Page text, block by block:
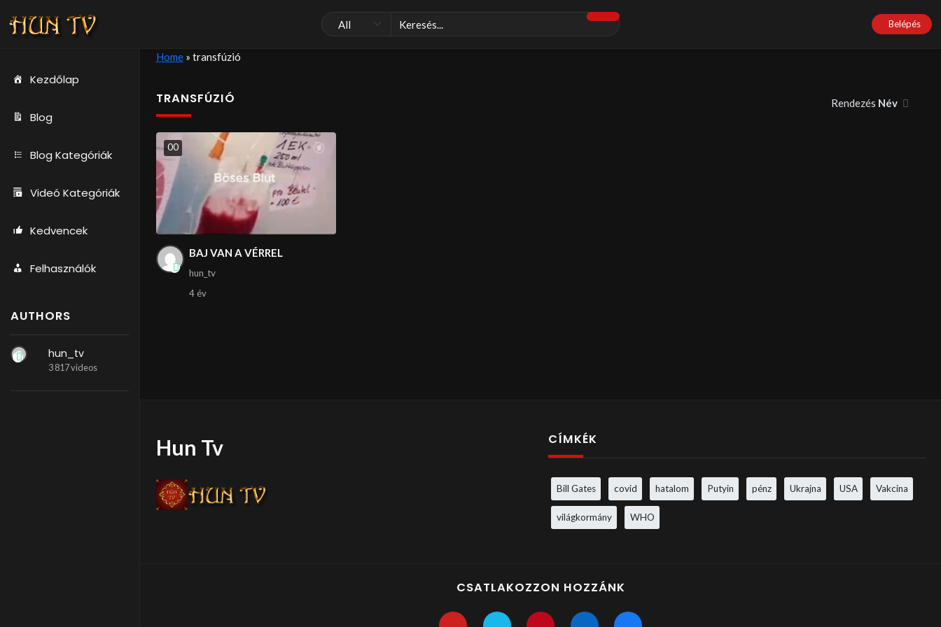
Belépés
Kezdőlap
Blog
Blog Kategóriák
Videó Kategóriák
Kedvencek
Felhasználók
AUTHORS
hun_tv
3 817 videos
Home» transfúzió
TRANSFÚZIÓ Rendezés Név
00
BAJ VAN A VÉRREL
hun_tv
4 év
Hun Tv CÍMKÉK
Bill Gates covid hatalom Putyin pénz Ukrajna USA Vakcina
világkormány WHO
CSATLAKOZZON HOZZÁNK